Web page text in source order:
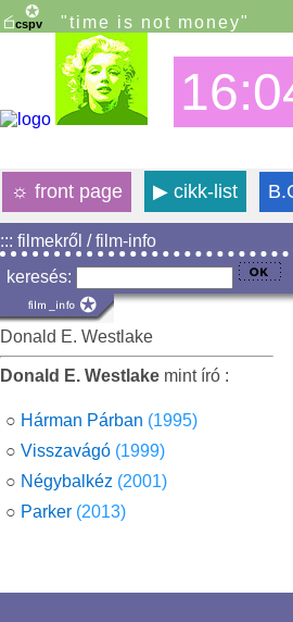
"time is not money"
☼ front page ▶cikk-list
::: filmekről / film-info
keresés:
Donald E. Westlake
Donald E. Westlakemint író :
○ Hárman Párban (1995)
○ Visszavágó (1999)
○ Négybalkéz (2001)
○ Parker (2013)